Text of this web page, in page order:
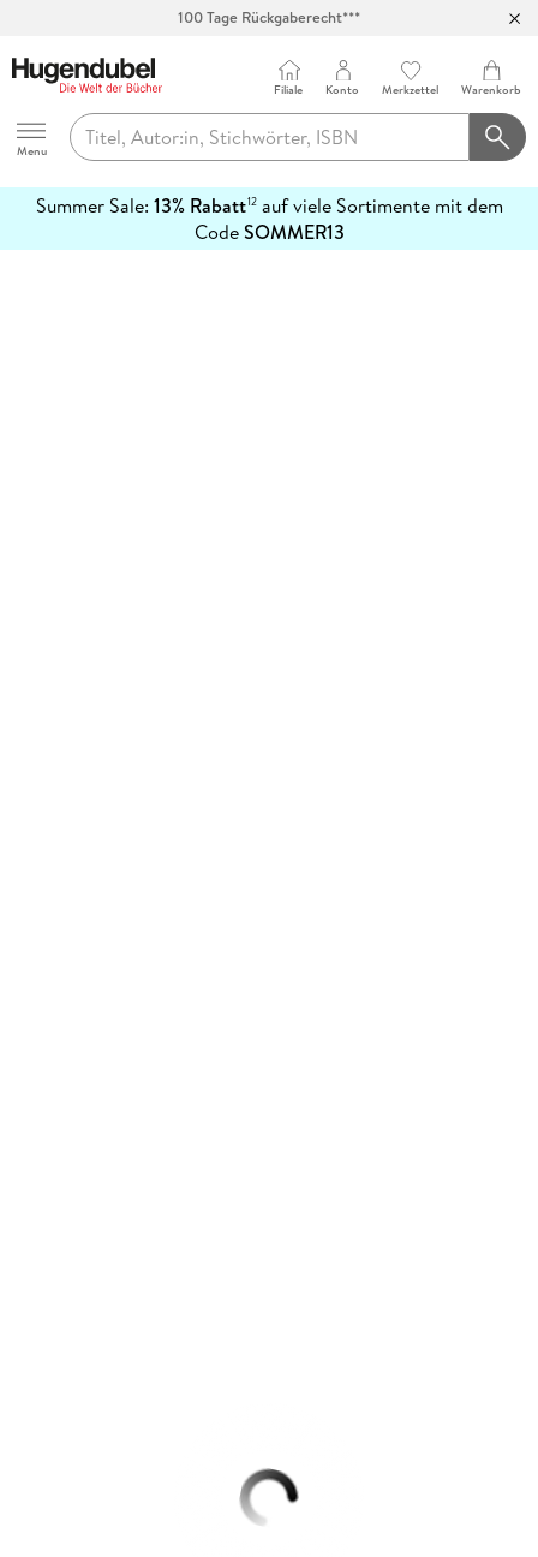
100 Tage Rückgaberecht***
Hugendubel
Menu
Filiale Konto Merkzettel Warenkorb
Summer Sale: 13% Rabatt12auf viele Sortimente mit dem
CodeSOMMER13
erfahren